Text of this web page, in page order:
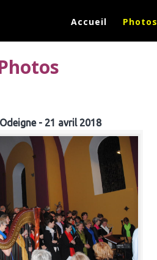
Accueil Photos
- 21 avril 2018